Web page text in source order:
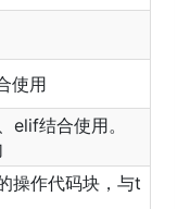
使用
elif结合使用。
操作代码块，与t